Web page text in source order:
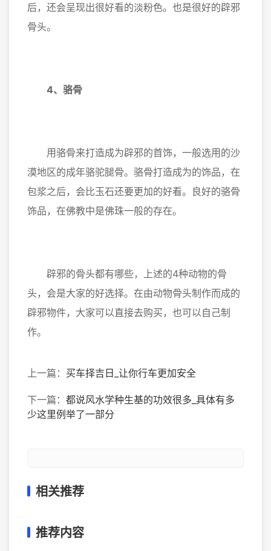
后，还会呈现出很好看的淡粉色。也是很好的辟邪
骨头。
4、骆骨
用骆骨来打造成为辟邪的首饰，一般选用的沙
漠地区的成年骆驼腿骨。骆骨打造成为的饰品，在
包浆之后，会比玉石还要更加的好看。良好的骆骨
饰品，在佛教中是佛珠一般的存在。
辟邪的骨头都有哪些，上述的4种动物的骨
头，会是大家的好选择。在由动物骨头制作而成的
辟邪物件，大家可以直接去购买，也可以自己制
作。
上一篇： 买车择吉日_让你行车更加安全
下一篇： 都说风水学种生基的功效很多_具体有多
少这里例举了一部分
相关推荐
推荐内容